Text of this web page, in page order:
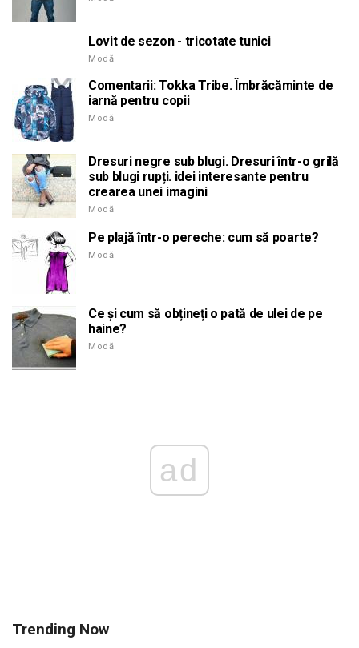
Lovit de sezon - tricotate tunici
Modă
Comentarii: Tokka Tribe. Îmbrăcăminte de
iarnă pentru copii
Modă
Dresuri negre sub blugi. Dresuri într-o grilă
sub blugi rupți. idei interesante pentru
crearea unei imagini
Modă
Pe plajă într-o pereche: cum să poarte?
Modă
Ce și cum să obțineți o pată de ulei de pe
haine?
Modă
ad
Trending Now